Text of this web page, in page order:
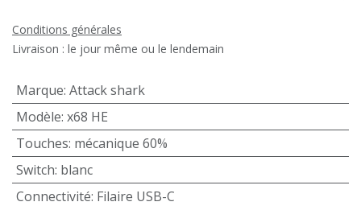
Conditions générales
Livraison : le jour même ou le lendemain
Marque: Attack shark
Modèle: x68 HE
Touches: mécanique 60%
Switch: blanc
Connectivité: Filaire USB-C